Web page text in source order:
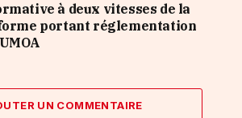
à deux vitesses de la
portant réglementation
UN COMMENTAIRE